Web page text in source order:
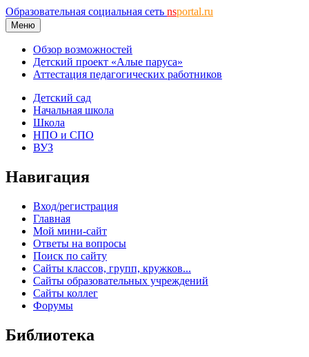
Образовательная социальная сеть nsportal.ru
Меню
Обзор возможностей
Детский проект «Алые паруса»
Аттестация педагогических работников
Детский сад
Начальная школа
Школа
НПО и СПО
ВУЗ
Навигация
Вход/регистрация
Главная
Мой мини-сайт
Ответы на вопросы
Поиск по сайту
Сайты классов, групп, кружков...
Сайты образовательных учреждений
Сайты коллег
Форумы
Библиотека